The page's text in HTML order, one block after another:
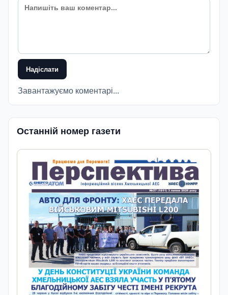
Надіслати
Завантажуємо коментарі...
Останній номер газети